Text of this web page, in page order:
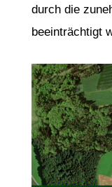
durch die
beeinträchtigt